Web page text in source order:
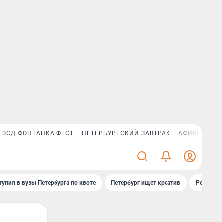
ЗСД ФОНТАНКА ФЕСТ ПЕТЕРБУРГСКИЙ ЗАВТРАК АФИША PLUS
в вузы Петербурга по квоте Петербург ищет креатив